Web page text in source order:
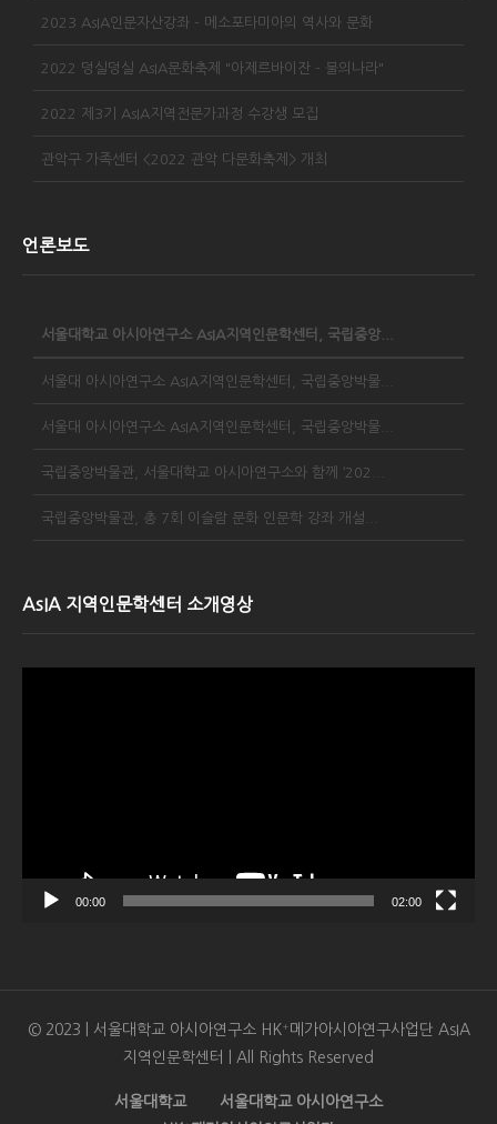
2023 AsIA인문자산강좌 - 메소포타미아의 역사와 문화
2022 덩실덩실 AsIA문화축제 "아제르바이잔 - 불의나라"
2022 제3기 AsIA지역전문가과정 수강생 모집
관악구 가족센터 <2022 관악 다문화축제> 개최
언론보도
서울대학교 아시아연구소 AsIA지역인문학센터, 국립중앙...
서울대 아시아연구소 AsIA지역인문학센터, 국립중앙박물...
서울대 아시아연구소 AsIA지역인문학센터, 국립중앙박물...
국립중앙박물관, 서울대학교 아시아연구소와 함께 ‘202...
국립중앙박물관, 총 7회 이슬람 문화 인문학 강좌 개설...
AsIA 지역인문학센터 소개영상
00:00 02:00
© 2023 | 서울대학교 아시아연구소 HK⁺메가아시아연구사업단 AsIA
지역인문학센터 | All Rights Reserved
서울대학교
서울대학교 아시아연구소